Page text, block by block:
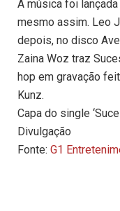
A música foi
mesmo assim. Leo
depois, no disco
Zaina Woz traz
hop em gravação
Kunz.
Capa do single
Divulgação
Fonte: G1